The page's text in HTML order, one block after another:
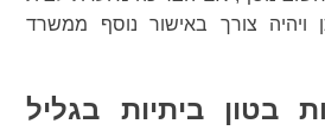
ויהיה צורך באישור נוסף ממשרד
בטון ביתיות בגליל